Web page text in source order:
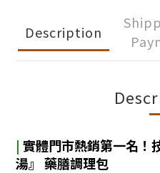
Description
| 實體門市熱銷第一名！
湯』 藥膳調理包